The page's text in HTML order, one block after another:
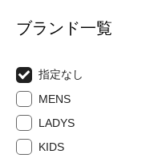
ブランド一覧
指定なし
MENS
LADYS
KIDS